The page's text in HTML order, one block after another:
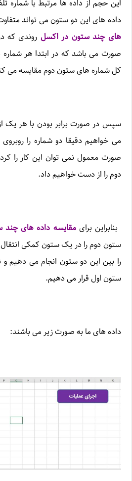
این حجم از داده ها مرتبط با شماره
داده های این دو ستون می تواند
های چند ستون در اکسل روندی که
صورت می باشد که در ابتدا هر شماره
کل شماره های ستون دوم مقایسه می
سپس در صورت برابر بودن با هر یک
می خواهیم دقیقا دو شماره را
صورت معمول نمی توان این کار را
دوم را از دست خواهیم داد.
بنابراین برایمقایسه داده های
ستون دوم را در یک ستون کمکی
را بین این دو ستون انجام می دهیم و
ستون اول قرار می دهیم.
داده های ما به صورت زیر می باشند: